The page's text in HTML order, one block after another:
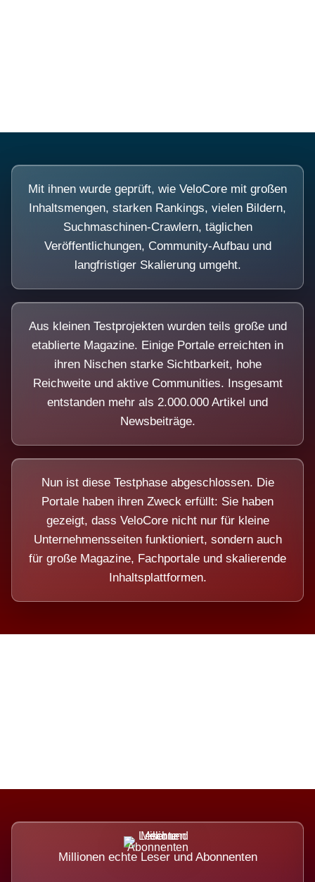
Mit ihnen wurde geprüft, wie VeloCore mit großen
Inhaltsmengen, starken Rankings, vielen Bildern,
Suchmaschinen-Crawlern, täglichen
Veröffentlichungen, Community-Aufbau und
langfristiger Skalierung umgeht.
Aus kleinen Testprojekten wurden teils große und
etablierte Magazine. Einige Portale erreichten in
ihren Nischen starke Sichtbarkeit, hohe
Reichweite und aktive Communities. Insgesamt
entstanden mehr als 2.000.000 Artikel und
Newsbeiträge.
Nun ist diese Testphase abgeschlossen. Die
Portale haben ihren Zweck erfüllt: Sie haben
gezeigt, dass VeloCore nicht nur für kleine
Unternehmensseiten funktioniert, sondern auch
für große Magazine, Fachportale und skalierende
Inhaltsplattformen.
Millionen echte Leser und Abonnenten